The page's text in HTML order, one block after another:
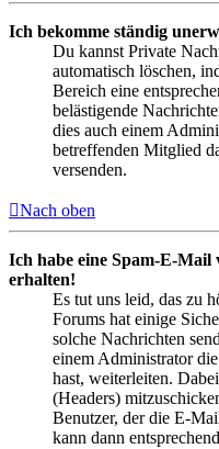
Ich bekomme ständig
Du kannst Private
automatisch löschen,
Bereich eine
belästigende
dies auch einem
betreffenden Mitglied
versenden.
Nach oben
Ich habe eine Spam-E-Mail
erhalten!
Es tut uns leid, das zu
Forums hat einige
solche Nachrichten
einem Administrator
hast, weiterleiten.
(Headers)
Benutzer, der die E-
kann dann